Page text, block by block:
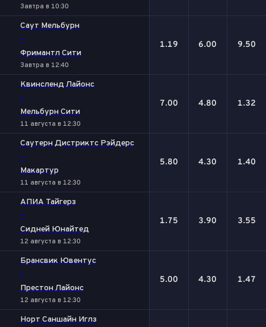
Завтра в 10:30
Саут Мельбурн
-
Фримантл Сити
Завтра в 12:40
1.19 6.00 9.50
Квинсленд Лайонc
-
Мельбурн Сити
11 августа в 12:30
7.00 4.80 1.32
Саутерн Дистриктс Рэйдерс
-
Макартур
11 августа в 12:30
5.80 4.30 1.40
АПИА Тайгерз
-
Сидней Юнайтед
12 августа в 12:30
1.75 3.90 3.55
Брансвик Ювентус
-
Престон Лайонс
12 августа в 12:30
5.00 4.30 1.47
Норт Саншайн Иглз